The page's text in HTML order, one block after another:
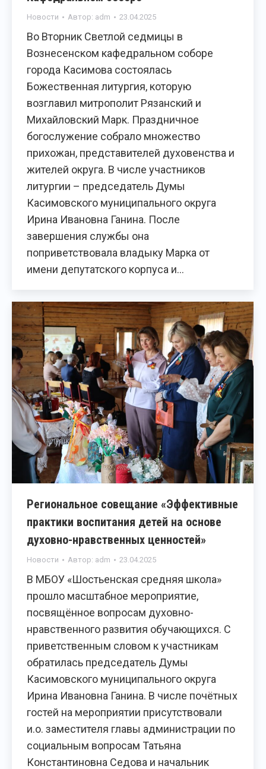
Новости Автор: adm 23.04.2025
Во Вторник Светлой седмицы в
Вознесенском кафедральном соборе
города Касимова состоялась
Божественная литургия, которую
возглавил митрополит Рязанский и
Михайловский Марк. Праздничное
богослужение собрало множество
прихожан, представителей духовенства и
жителей округа. В числе участников
литургии – председатель Думы
Касимовского муниципального округа
Ирина Ивановна Ганина. После
завершения службы она
поприветствовала владыку Марка от
имени депутатского корпуса и…
Региональное совещание «Эффективные
практики воспитания детей на основе
духовно-нравственных ценностей»
Новости Автор: adm 23.04.2025
В МБОУ «Шостьенская средняя школа»
прошло масштабное мероприятие,
посвящённое вопросам духовно-
нравственного развития обучающихся. С
приветственным словом к участникам
обратилась председатель Думы
Касимовского муниципального округа
Ирина Ивановна Ганина. В числе почётных
гостей на мероприятии присутствовали
и.о. заместителя главы администрации по
социальным вопросам Татьяна
Константиновна Седова и начальник